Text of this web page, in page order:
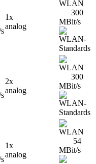
1x
analog
300
MBit/s
2x
analog
300
MBit/s
1x
analog
54
MBit/s